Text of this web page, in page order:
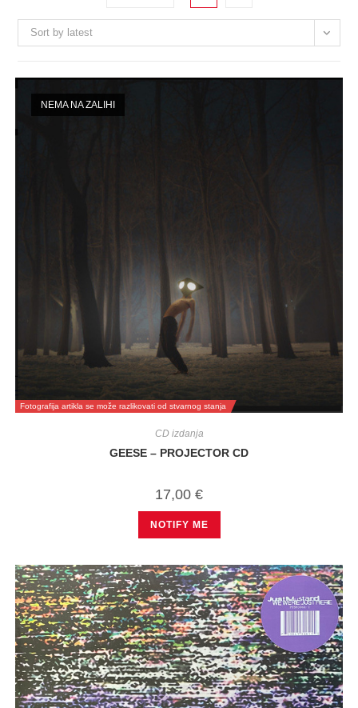
Sort by latest
Fotografija artikla se može razlikovati od stvarnog stanja
NEMA NA ZALIHI
CD izdanja
GEESE – PROJECTOR CD
17,00 €
NOTIFY ME